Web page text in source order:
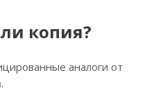
копия?
аналоги от